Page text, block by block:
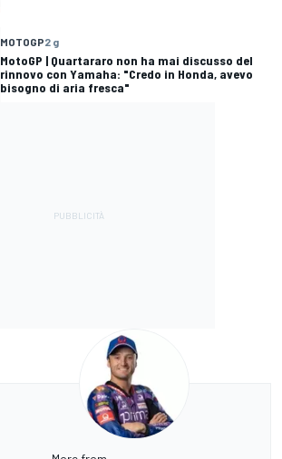
MOTOGP2 g
MotoGP | Quartararo non ha mai discusso del
rinnovo con Yamaha: "Credo in Honda, avevo
bisogno di aria fresca"